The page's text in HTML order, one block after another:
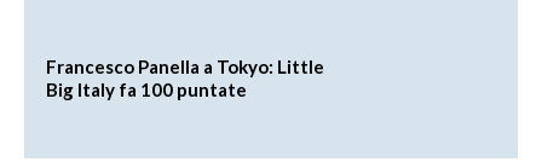
Francesco Panella a Tokyo: Little
Big Italy fa 100 puntate